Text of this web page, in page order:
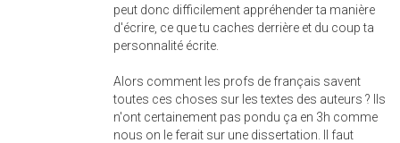
peut donc difficilement appréhender ta manière
d'écrire, ce que tu caches derrière et du coup ta
personnalité écrite.
Alors comment les profs de français savent
toutes ces choses sur les textes des auteurs ? Ils
n'ont certainement pas pondu ça en 3h comme
nous on le ferait sur une dissertation. Il faut